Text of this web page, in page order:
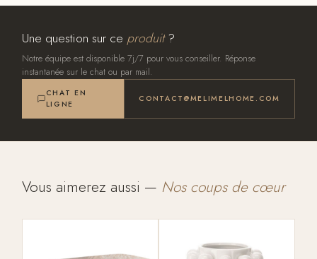
Une question sur ce produit?
Notre équipe est disponible 7j/7 pour vous conseiller. Réponse
instantanée sur le chat ou par mail.
CHAT EN
LIGNE
CONTACT@MELIMELHOME.COM
Vous aimerez aussi — Nos coups de cœur